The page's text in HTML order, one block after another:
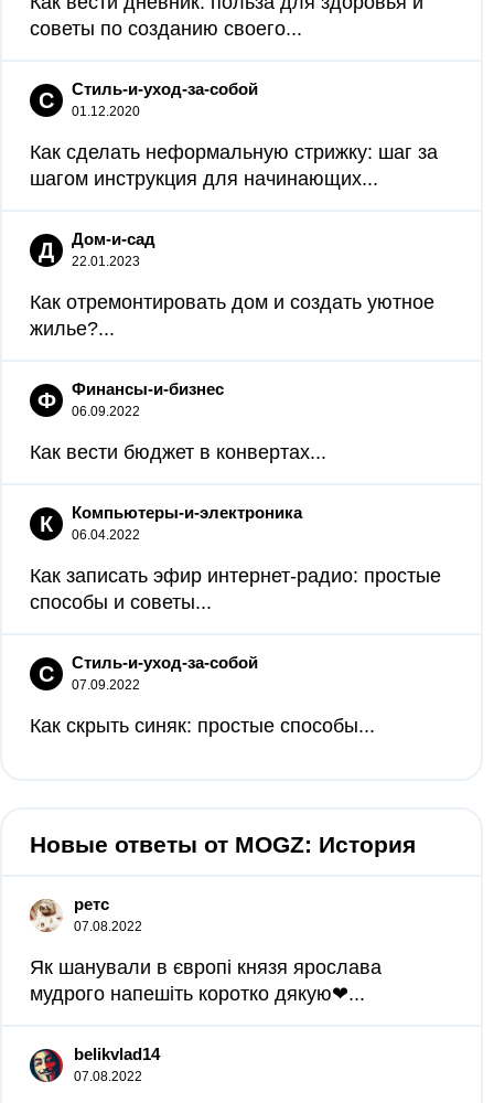
советы по созданию своего...
С Стиль-и-уход-за-собой
01.12.2020
Как сделать неформальную стрижку: шаг за
шагом инструкция для начинающих...
Д Дом-и-сад
22.01.2023
Как отремонтировать дом и создать уютное
жилье?...
Ф Финансы-и-бизнес
06.09.2022
Как вести бюджет в конвертах...
К Компьютеры-и-электроника
06.04.2022
Как записать эфир интернет-радио: простые
способы и советы...
С Стиль-и-уход-за-собой
07.09.2022
Как скрыть синяк: простые способы...
Новые ответы от MOGZ: История
ретс
07.08.2022
Як шанували в європі князя ярослава
мудрого напешіть коротко дякую❤...
belikvlad14
07.08.2022